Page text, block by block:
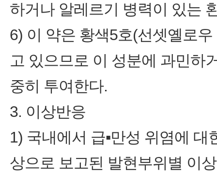
하거나 알레르기 병력이 있는
6) 이 약은 황색5호(선셋옐로
고 있으므로 이 성분에 과민하
중히 투여한다.
3. 이상반응
1) 국내에서 급▪만성 위염에
상으로 보고된 발현부위별 이